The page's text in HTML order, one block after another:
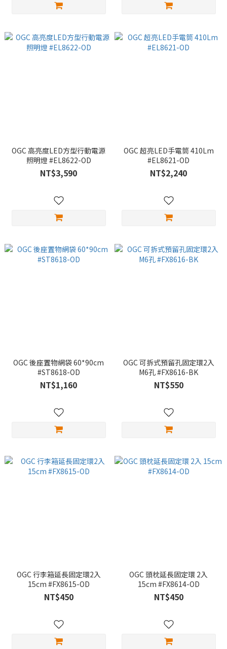
OGC 高亮度LED方型行動電源
照明燈 #EL8622-OD
NT$3,590
OGC 超亮LED手電筒 410Lm
#EL8621-OD
NT$2,240
OGC 後座置物網袋 60*90cm
#ST8618-OD
NT$1,160
OGC 可拆式預留孔固定環2入
M6孔 #FX8616-BK
NT$550
OGC 行李箱延長固定環2入
15cm #FX8615-OD
NT$450
OGC 頭枕延長固定環 2入
15cm #FX8614-OD
NT$450